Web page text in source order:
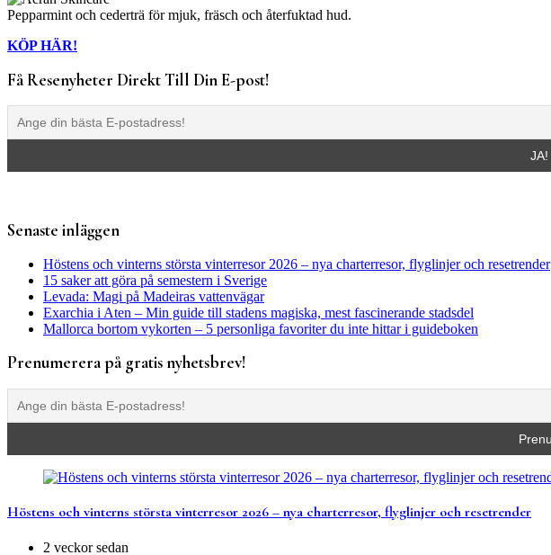
Pepparmint och cederträ för mjuk, fräsch och återfuktad hud.
KÖP HÄR!
Få Resenyheter Direkt Till Din E-post!
Senaste inläggen
Höstens och vinterns största vinterresor 2026 – nya charterresor, flyglinjer och resetrender
15 saker att göra på semestern i Sverige
Levada: Magi på Madeiras vattenvägar
Exarchia i Aten – Min guide till stadens magiska, mest fascinerande stadsdel
Mallorca bortom vykorten – 5 personliga favoriter du inte hittar i guideboken
Prenumerera på gratis nyhetsbrev!
Höstens och vinterns största vinterresor 2026 – nya charterresor, flyglinjer och resetrender
2 veckor sedan